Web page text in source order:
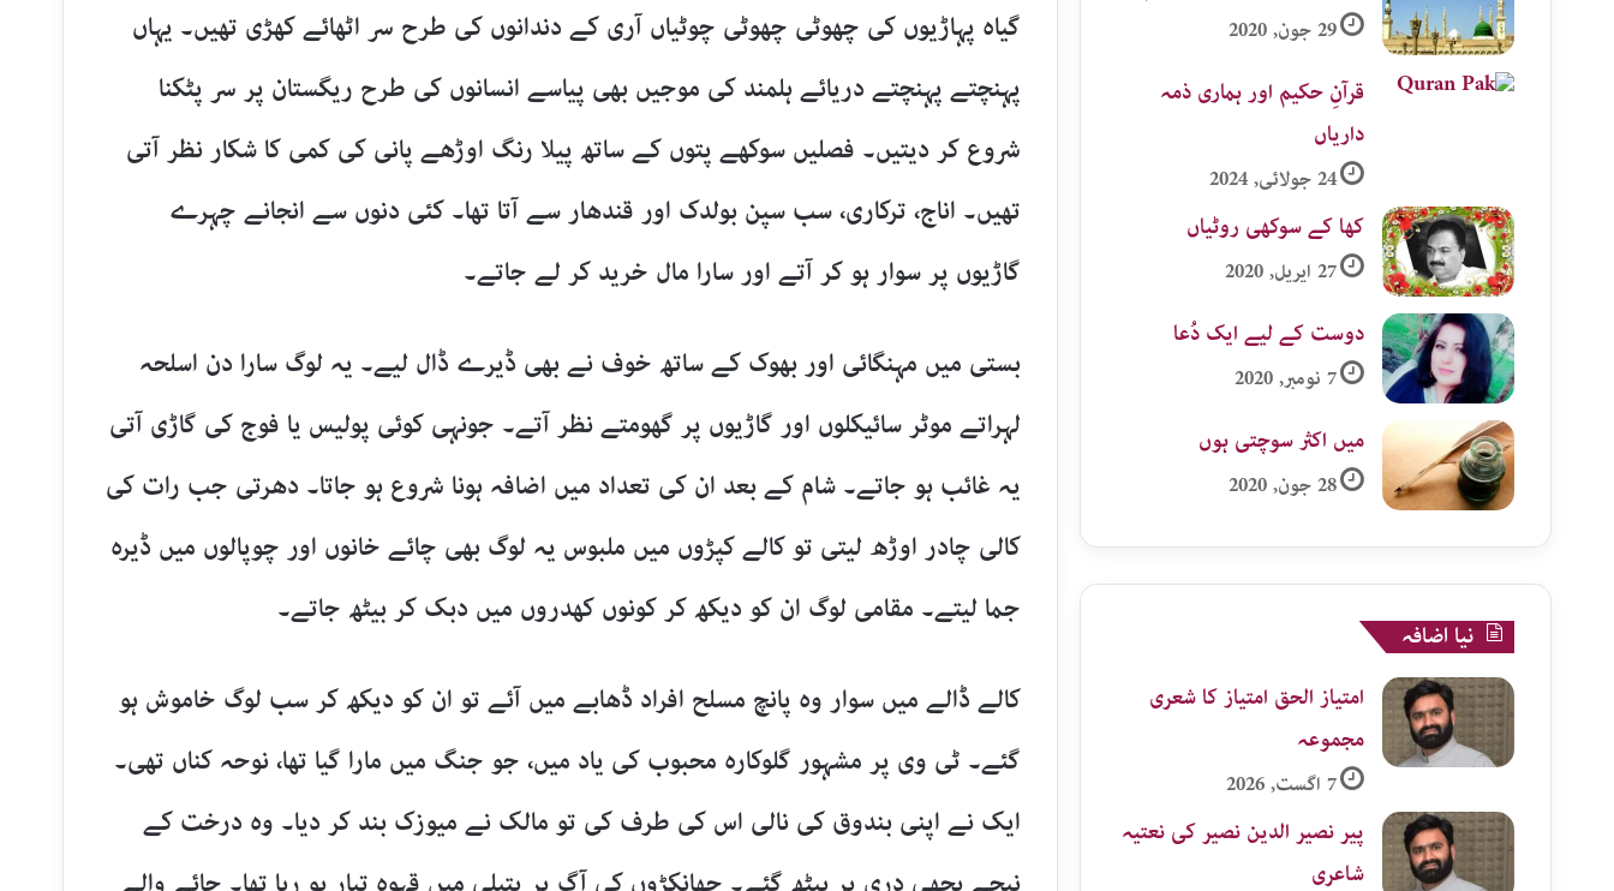
گیاہ پہاڑیوں کی چھوٹی چھوٹی چوٹیاں آری کے دندانوں کی طرح سر اٹھائے کھڑی تھیں۔ یہاں
پہنچتے پہنچتے دریائے ہلمند کی موجیں بھی پیاسے انسانوں کی طرح ریگستان پر سر پٹکنا
شروع کر دیتیں۔ فصلیں سوکھے پتوں کے ساتھ پیلا رنگ اوڑھے پانی کی کمی کا شکار نظر آتی
تھیں۔ اناج، ترکاری، سب سپن بولدک اور قندھار سے آتا تھا۔ کئی دنوں سے انجانے چہرے
گاڑیوں پر سوار ہو کر آتے اور سارا مال خرید کر لے جاتے۔
بستی میں مہنگائی اور بھوک کے ساتھ خوف نے بھی ڈیرے ڈال لیے۔ یہ لوگ سارا دن اسلحہ
لہراتے موٹر سائیکلوں اور گاڑیوں پر گھومتے نظر آتے۔ جونہی کوئی پولیس یا فوج کی گاڑی آتی
یہ غائب ہو جاتے۔ شام کے بعد ان کی تعداد میں اضافہ ہونا شروع ہو جاتا۔ دھرتی جب رات کی
کالی چادر اوڑھ لیتی تو کالے کپڑوں میں ملبوس یہ لوگ بھی چائے خانوں اور چوپالوں میں ڈیرہ
جما لیتے۔ مقامی لوگ ان کو دیکھ کر کونوں کھدروں میں دبک کر بیٹھ جاتے۔
کالے ڈالے میں سوار وہ پانچ مسلح افراد ڈھابے میں آئے تو ان کو دیکھ کر سب لوگ خاموش ہو
گئے۔ ٹی وی پر مشہور گلوکارہ محبوب کی یاد میں، جو جنگ میں مارا گیا تھا، نوحہ کناں تھی۔
ایک نے اپنی بندوق کی نالی اس کی طرف کی تو مالک نے میوزک بند کر دیا۔ وہ درخت کے
نیچے بچھی دری پر بیٹھ گئے۔ جھانکڑوں کی آگ پر پتیلی میں قہوہ تیار ہو رہا تھا۔ چائے والے
29 جون, 2020
قرآنِ حکیم اور ہماری ذمہ
داریاں
24 جولائی, 2024
کھا کے سوکھی روٹیاں
27 اپریل, 2020
دوست کے لیے ایک دُعا
7 نومبر, 2020
میں اکثر سوچتی ہوں
28 جون, 2020
نیا اضافہ
امتیاز الحق امتیاز کا شعری
مجموعہ
7 اگست, 2026
پیر نصیر الدین نصیر کی نعتیہ
شاعری